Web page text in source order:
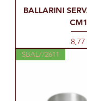
BALLARINI
8,77
SBAL/72611